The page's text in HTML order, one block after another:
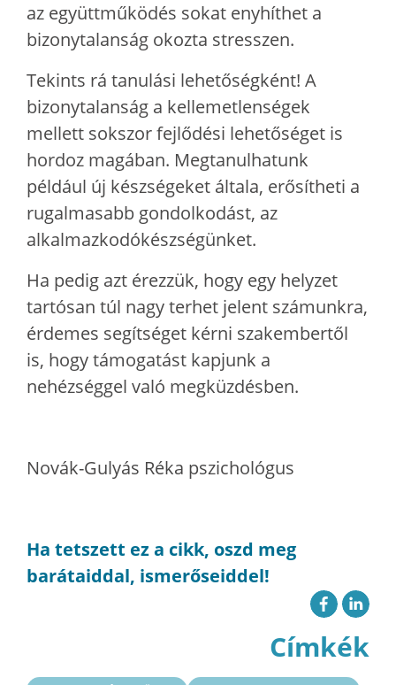
az együttműködés sokat enyhíthet a
bizonytalanság okozta stresszen.
Tekints rá tanulási lehetőségként! A
bizonytalanság a kellemetlenségek
mellett sokszor fejlődési lehetőséget is
hordoz magában. Megtanulhatunk
például új készségeket általa, erősítheti a
rugalmasabb gondolkodást, az
alkalmazkodókészségünket.
Ha pedig azt érezzük, hogy egy helyzet
tartósan túl nagy terhet jelent számunkra,
érdemes segítséget kérni szakembertől
is, hogy támogatást kapjunk a
nehézséggel való megküzdésben.
Novák-Gulyás Réka pszichológus
Ha tetszett ez a cikk, oszd meg
barátaiddal, ismerőseiddel!
Címkék